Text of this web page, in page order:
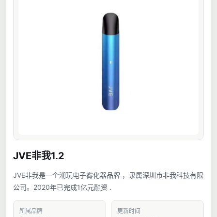
JVE非我1.2
JVE非我是一个潮玩电子雾化器品牌 ，隶属深圳市非我科技有限
公司。2020年已完成1亿元融资 .
所属品牌 更新时间